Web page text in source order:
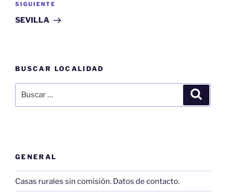
Siguiente
entrada
SIGUIENTE
SEVILLA
BUSCAR LOCALIDAD
por:
GENERAL
Casas rurales sin comisión. Datos de contacto.